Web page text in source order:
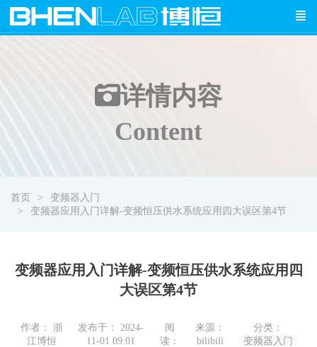
详情内容
Content
首页
变频器入门
变频器应用入门详解-变频恒压供水系统应用四大误区第4节
变频器应用入门详解-变频恒压供水系统应用四
大误区第4节
作者： 浙
江博恒
发布于： 2024-
11-01 09:01
阅
读：
来源：
bilibili
分类：
变频器入门